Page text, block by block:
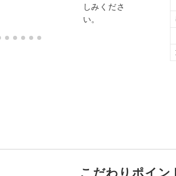
こだわりポイン